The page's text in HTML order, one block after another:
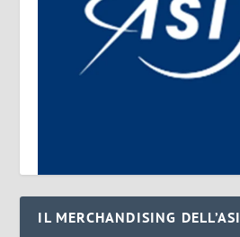
IL MERCHANDISING DELL’ASI